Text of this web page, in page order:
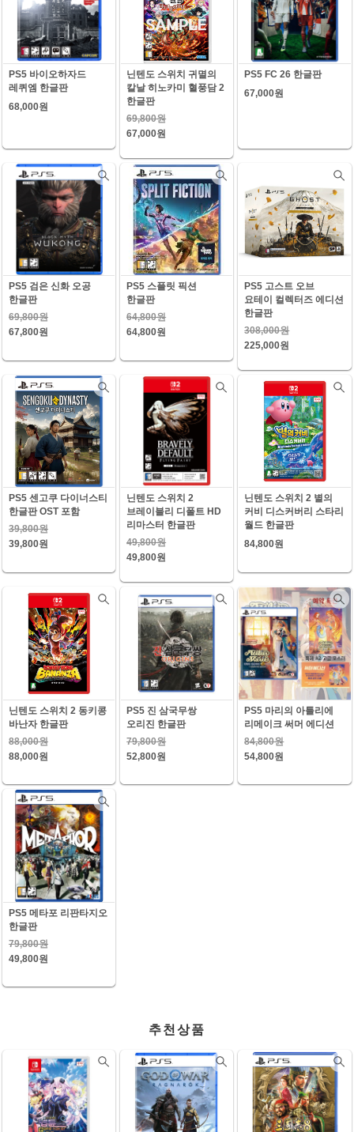
PS5 바이오하자드
레퀴엠 한글판
68,000원
닌텐도 스위치 귀멸의
칼날 히노카미 혈풍담 2
한글판
69,800원
67,000원
PS5 FC 26 한글판
67,000원
PS5 검은 신화 오공
한글판
69,800원
67,800원
PS5 스플릿 픽션
한글판
64,800원
64,800원
PS5 고스트 오브
요테이 컬렉터즈 에디션
한글판
308,000원
225,000원
PS5 센고쿠 다이너스티
한글판 OST 포함
39,800원
39,800원
닌텐도 스위치 2
브레이블리 디폴트 HD
리마스터 한글판
49,800원
49,800원
닌텐도 스위치 2 별의
커비 디스커버리 스타리
월드 한글판
84,800원
닌텐도 스위치 2 동키콩
바난자 한글판
88,000원
88,000원
PS5 진 삼국무쌍
오리진 한글판
79,800원
52,800원
PS5 마리의 아틀리에
리메이크 써머 에디션
84,800원
54,800원
PS5 메타포 리판타지오
한글판
79,800원
49,800원
추천상품